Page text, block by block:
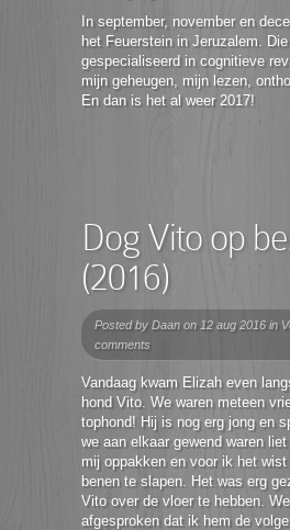
In september, november en
het Feuerstein in Jeruzalem.
gespecialiseerd in cognitieve
mijn geheugen, mijn lezen,
En dan is het al weer 2017!
Dog Vito op
(2016)
Posted by Daan on 12 aug 2016 in
comments
Vandaag kwam Elizah even
hond Vito. We waren meteen
tophond! Hij is nog erg jong en
we aan elkaar gewend waren
mij oppakken en voor ik het
benen te slapen. Het was erg
Vito over de vloer te hebben.
afgesproken dat ik hem de